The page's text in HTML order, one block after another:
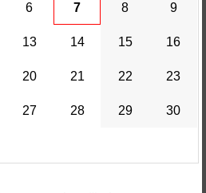
6 7 8 9
13 14 15 16
20 21 22 23
27 28 29 30